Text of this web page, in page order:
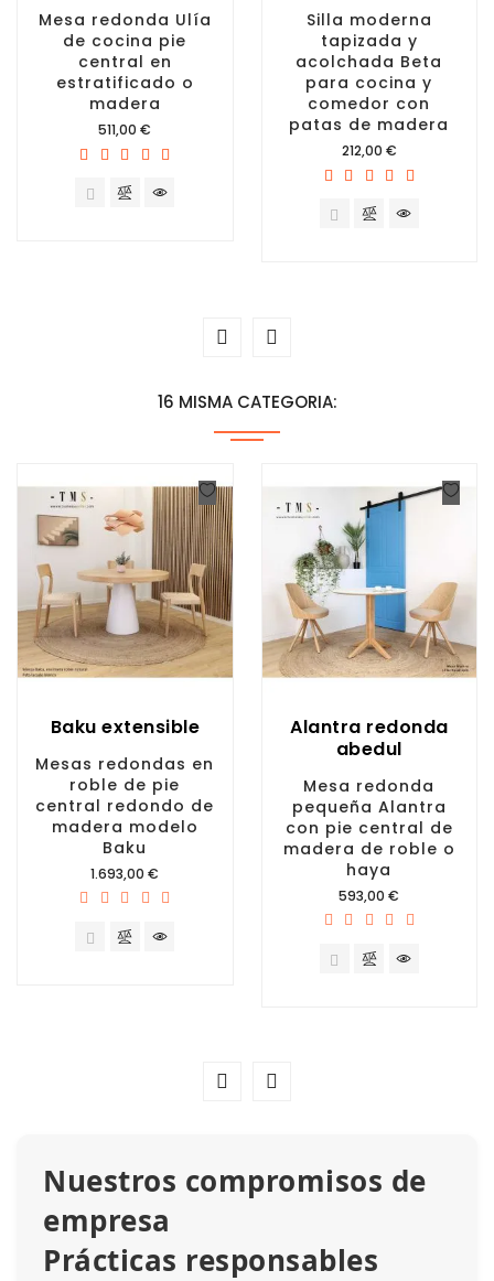
Mesa redonda Ulía
de cocina pie
central en
estratificado o
madera
Precio
511,00 €
Silla moderna
tapizada y
acolchada Beta
para cocina y
comedor con
patas de madera
Precio
212,00 €
16 MISMA CATEGORIA:
Baku extensible
Mesas redondas en
roble de pie
central redondo de
madera modelo
Baku
Precio
1.693,00 €
Alantra redonda
abedul
Mesa redonda
pequeña Alantra
con pie central de
madera de roble o
haya
Precio
593,00 €
Nuestros compromisos de
empresa
Prácticas responsables